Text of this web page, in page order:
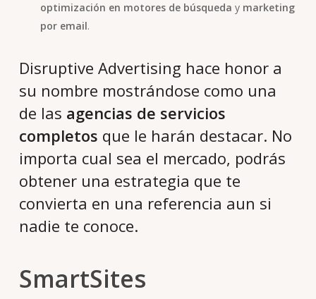
optimización en motores de búsqueda y marketing
por email.
Disruptive Advertising hace honor a
su nombre mostrándose como una
de las agencias de servicios
completos que le harán destacar. No
importa cual sea el mercado, podrás
obtener una estrategia que te
convierta en una referencia aun si
nadie te conoce.
SmartSites